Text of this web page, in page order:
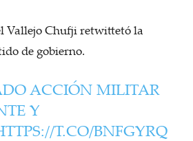
Vallejo Chufji retwittetó la
de gobierno.
ACCIÓN MILITAR
Y
T.CO/BNFGYRQ